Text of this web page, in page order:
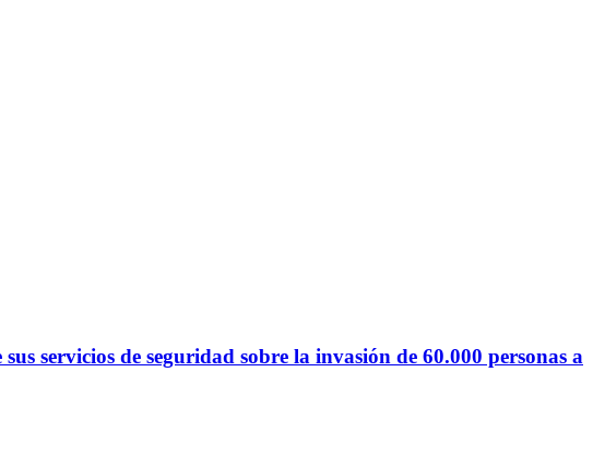
servicios de seguridad sobre la invasión de 60.000 personas a